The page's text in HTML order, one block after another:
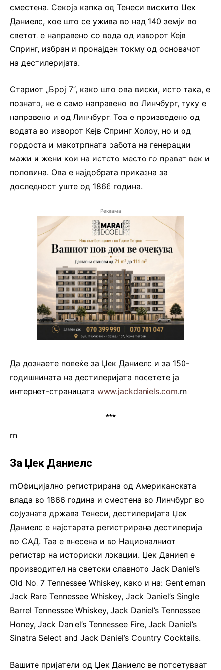
сместена. Секоја капка од Тенеси вискито Џек
Даниелс, кое што се ужива во над 140 земји во
светот, е направено со вода од изворот Кејв
Спринг, избран и пронајден токму од основачот
на дестилеријата.
Стариот „Број 7“, како што ова виски, исто така, е
познато, не е само направено во Линчбург, туку е
направено и од Линчбург. Тоа е произведено од
водата во изворот Кејв Спринг Холоу, но и од
гордоста и макотрпната работа на генерации
мажи и жени кои на истото место го прават век и
половина. Ова е најдобрата приказна за
доследност уште од 1866 година.
Реклама
Да дознаете повеќе за Џек Даниелс и за 150-
годишнината на дестилеријата посетете ја
интернет-страницата www.jackdaniels.com.rn
***
rn
За Џек Даниелс
rnОфицијално регистрирана од Американската
влада во 1866 година и сместена во Линчбург во
сојузната држава Тенеси, дестилеријата Џек
Даниелс е најстарата регистрирана дестилерија
во САД. Таа е внесена и во Националниот
регистар на историски локации. Џек Даниел е
производител на светски славното Jack Daniel’s
Old No. 7 Tennessee Whiskey, како и на: Gentleman
Jack Rare Tennessee Whiskey, Jack Daniel’s Single
Barrel Tennessee Whiskey, Jack Daniel’s Tennessee
Honey, Jack Daniel’s Tennessee Fire, Jack Daniel’s
Sinatra Select and Jack Daniel’s Country Cocktails.
Вашите пријатели од Џек Даниелс ве потсетуваат